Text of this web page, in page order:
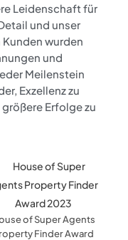
Leidenschaft für
und unser
wurden
und
Meilenstein
Exzellenz zu
Erfolge zu
of Super Agents
Finder Award